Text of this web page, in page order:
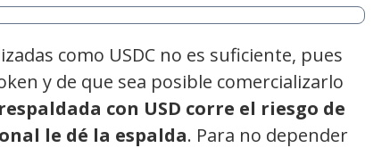
como USDC no es suficiente, pues
y de que sea posible comercializarlo
con USD corre el riesgo de
le dé la espalda. Para no depender